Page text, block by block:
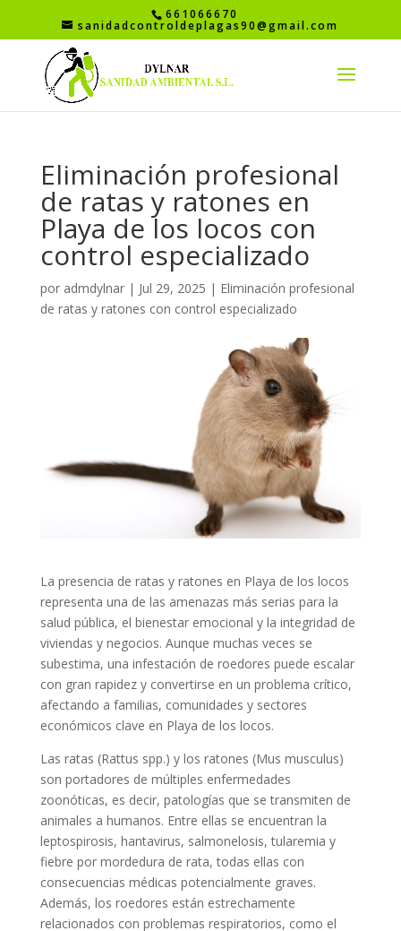
661066670
sanidadcontroldeplagas90@gmail.com
Eliminación profesional
de ratas y ratones en
Playa de los locos con
control especializado
por admdylnar| Jul 29, 2025 | Eliminación profesional
de ratas y ratones con control especializado
La presencia de ratas y ratones en Playa de los locos
representa una de las amenazas más serias para la
salud pública, el bienestar emocional y la integridad de
viviendas y negocios. Aunque muchas veces se
subestima, una infestación de roedores puede escalar
con gran rapidez y convertirse en un problema crítico,
afectando a familias, comunidades y sectores
económicos clave en Playa de los locos.
Las ratas (Rattus spp.) y los ratones (Mus musculus)
son portadores de múltiples enfermedades
zoonóticas, es decir, patologías que se transmiten de
animales a humanos. Entre ellas se encuentran la
leptospirosis, hantavirus, salmonelosis, tularemia y
fiebre por mordedura de rata, todas ellas con
consecuencias médicas potencialmente graves.
Además, los roedores están estrechamente
relacionados con problemas respiratorios, como el